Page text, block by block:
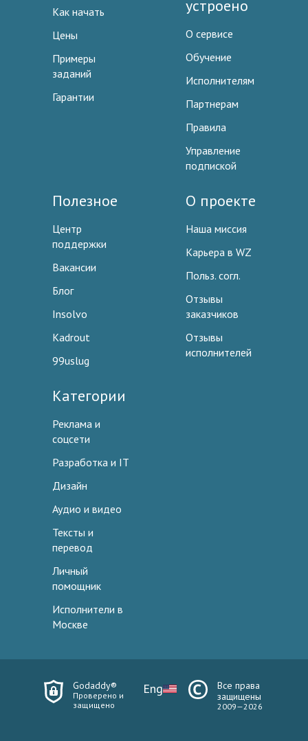
Как начать
Цены
Примеры
заданий
Гарантии
устроено
О сервисе
Обучение
Исполнителям
Партнерам
Правила
Управление
подпиской
Полезное
Центр
поддержки
Вакансии
Блог
Insolvo
Kadrout
99uslug
О проекте
Наша миссия
Карьера в WZ
Польз. согл.
Отзывы
заказчиков
Отзывы
исполнителей
Категории
Реклама и
соцсети
Разработка и IT
Дизайн
Аудио и видео
Тексты и
перевод
Личный
помощник
Исполнители в
Москве
Godaddy®
Проверено и
защищено
Eng
Все права
защищены
2009—2026